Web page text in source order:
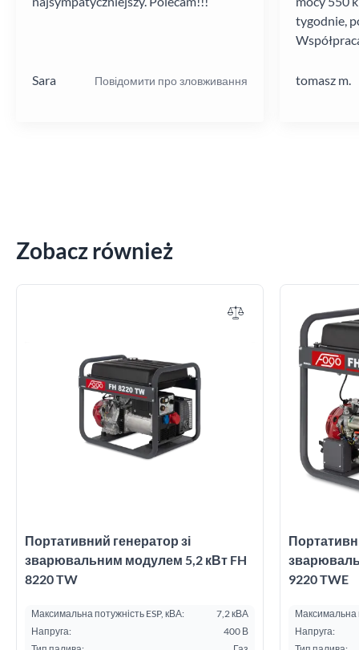
Sara Повідомити про зловживання
tygodnie,
tomasz m.
Zobacz również
Портативний генератор зі
зварювальним модулем 5,2 кВт FH
8220 TW
Максимальна потужність ESP, кВА:
7,2 кВА
Напруга:
400 В
9220 TWE
Максимальна
Напруга: